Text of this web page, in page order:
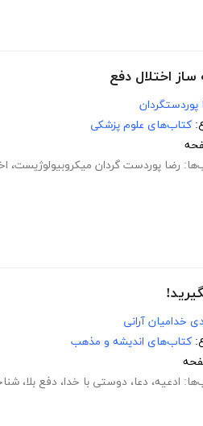
ساز اختلال دفع
پوردستگردان
کتاب‌های علوم پزشکی
رضا پوردست گردان میکروبیولوژیست،
خدامیان آرانی
کتاب‌های اندیشه و مذهب
ادعیه، دعا، دوستی با خدا، دفع بلا،